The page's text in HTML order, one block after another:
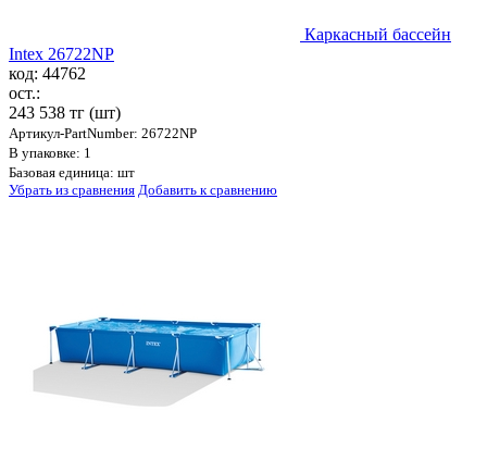
Каркасный бассейн
Intex 26722NP
код: 44762
ост.:
243 538 тг (шт)
Артикул-PartNumber: 26722NP
В упаковке: 1
Базовая единица: шт
Убрать из сравнения Добавить к сравнению